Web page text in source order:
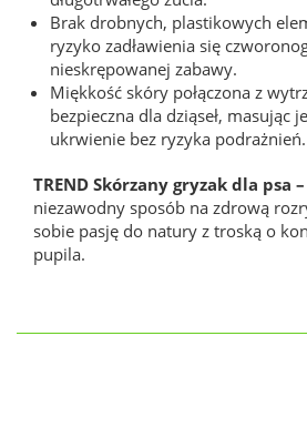
Brak drobnych, plastikowych
ryzyko zadławienia się
nieskrępowanej zabawy.
Miękkość skóry połączona z
bezpieczna dla dziąseł, masując
ukrwienie bez ryzyka podrażnień.
TREND Skórzany gryzak dla psa
niezawodny sposób na zdrową
sobie pasję do natury z troską o
pupila.